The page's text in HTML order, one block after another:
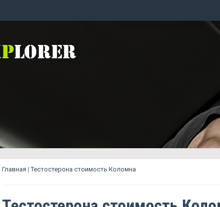
Главная |Тестостерона стоимость Коломна